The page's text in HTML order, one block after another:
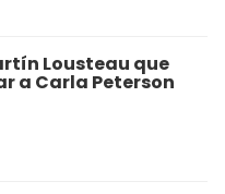
Lousteau que
a Carla Peterson